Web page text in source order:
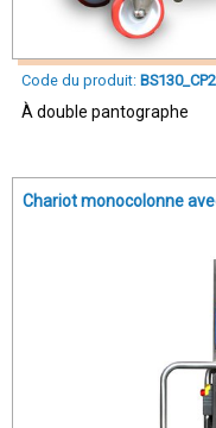
Code du produit: BS130_CP2
À double pantographe
Chariot monocolonne